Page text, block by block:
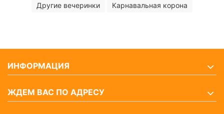
Другие вечеринки Карнавальная корона
ИНФОРМАЦИЯ
ЖДЕМ ВАС ПО АДРЕСУ